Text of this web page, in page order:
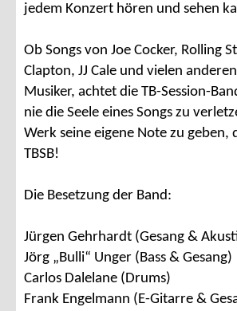
jedem Konzert hören und sehen
Ob Songs von Joe Cocker, Rolling
Clapton, JJ Cale und vielen
Musiker, achtet die TB-Session-
nie die Seele eines Songs zu
Werk seine eigene Note zu geben,
TBSB!
Die Besetzung der Band:
Jürgen Gehrhardt (Gesang &
Jörg „Bulli“ Unger (Bass & Gesang)
Carlos Dalelane (Drums)
Frank Engelmann (E-Gitarre &